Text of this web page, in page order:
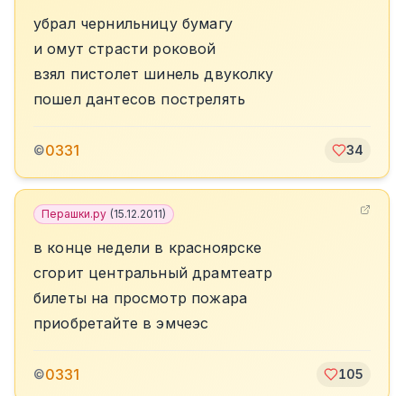
убрал чернильницу бумагу
и омут страсти роковой
взял пистолет шинель двуколку
пошел дантесов пострелять
©0331 34
Перашки.ру (15.12.2011)
в конце недели в красноярске
сгорит центральный драмтеатр
билеты на просмотр пожара
приобретайте в эмчеэс
©0331 105